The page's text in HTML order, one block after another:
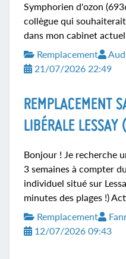
Symphorien d'ozon
collègue qui
dans mon cabinet
10 ans. Et pourquoi pas
collaboration dans la
Remplacement
21/07/2026 22:49
REMPLACEMENT
LIBÉRALE LESSAY
Bonjour ! Je recherche
3 semaines à compter
individuel situé sur
minutes des plages !)
gynécologique et
domicile, préparation à
Remplacement
12/07/2026 09:43